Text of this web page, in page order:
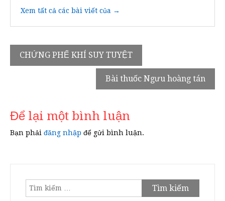
Xem tất cả các bài viết của →
Điều
hướng
CHỨNG PHẾ KHÍ SUY TUYỆT
Bài thuốc Ngưu hoàng tán
Để lại một bình luận
Bạn phải đăng nhập để gửi bình luận.
Tìm
kiếm